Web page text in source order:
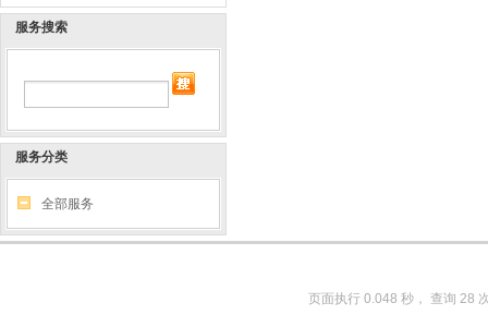
服务搜索
服务分类
全部服务
页面执行 0.048 秒， 查询 28